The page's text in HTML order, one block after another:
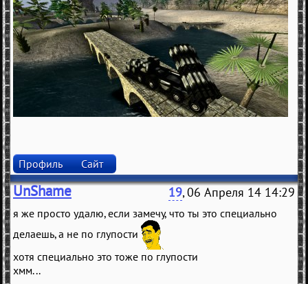
Профиль Сайт
UnShame 19, 06 Апреля 14 14:29
я же просто удалю, если замечу, что ты это специально
делаешь, а не по глупости
хотя специально это тоже по глупости
хмм...